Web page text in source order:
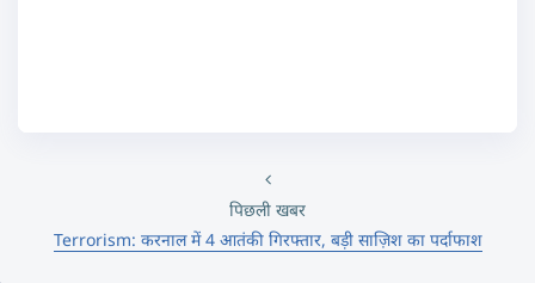
पिछली खबर
Terrorism: करनाल में 4 आतंकी गिरफ्तार, बड़ी साज़िश का पर्दाफाश